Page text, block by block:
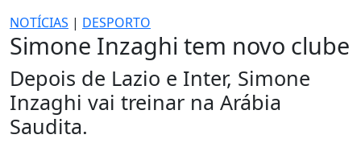
NOTÍCIAS | DESPORTO
Simone Inzaghi tem novo clube
Depois de Lazio e Inter, Simone
Inzaghi vai treinar na Arábia
Saudita.